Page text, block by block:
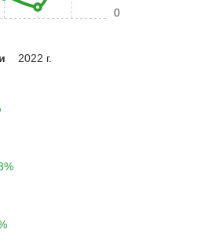
0
2022 г.